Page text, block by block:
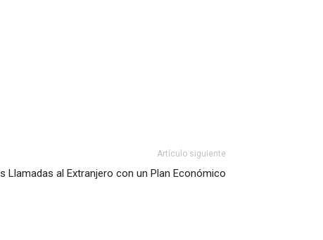
Artículo siguiente
Llamadas al Extranjero con un Plan Económico